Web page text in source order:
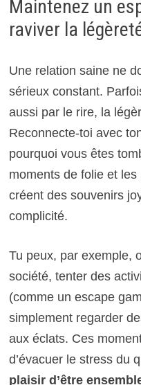
Maintenez un
raviver la
Une relation saine ne
sérieux constant.
aussi par le rire, la
Reconnecte-toi avec
pourquoi vous êtes
moments de folie et
créent des souvenirs
complicité.
Tu peux, par exemple,
société, tenter des
(comme un escape
simplement regarder
aux éclats. Ces
d’évacuer le stress du
plaisir d’être